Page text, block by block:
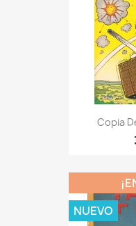
Copia
NUEVO